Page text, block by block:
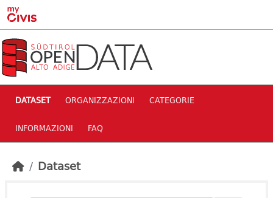
Skip to main content
DATASET ORGANIZZAZIONI CATEGORIE
INFORMAZIONI FAQ
Dataset